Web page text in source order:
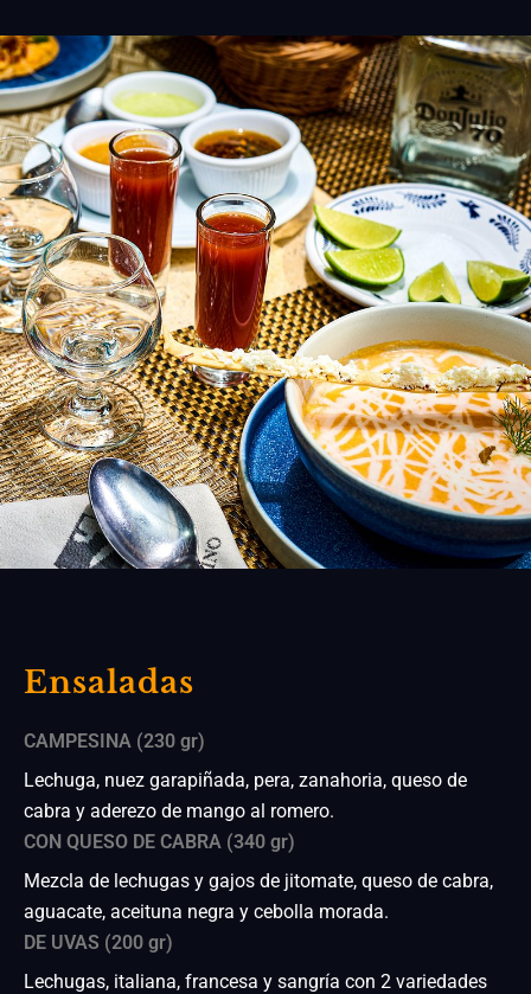
Ensaladas
CAMPESINA (230 gr)
Lechuga, nuez garapiñada, pera, zanahoria, queso de
cabra y aderezo de mango al romero.
CON QUESO DE CABRA (340 gr)
Mezcla de lechugas y gajos de jitomate, queso de cabra,
aguacate, aceituna negra y cebolla morada.
DE UVAS (200 gr)
Lechugas, italiana, francesa y sangría con 2 variedades